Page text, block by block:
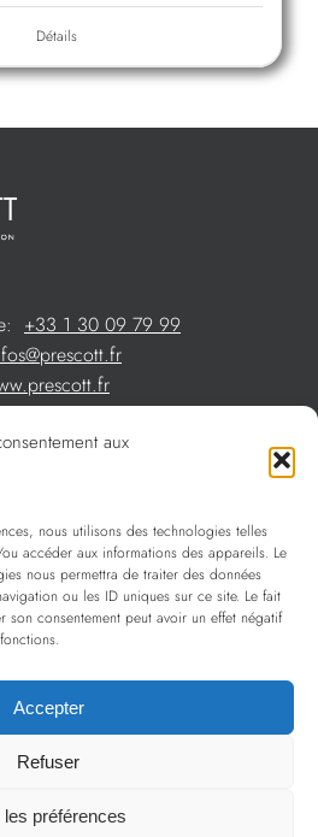
aux
nous utilisons des technologies telles
accéder aux informations des appareils. Le
nous permettra de traiter des données
ou les ID uniques sur ce site. Le fait
consentement peut avoir un effet négatif
Accepter
Refuser
les préférences
Détails
+33 1 30 09 79 99
sur mesure
sur mesure